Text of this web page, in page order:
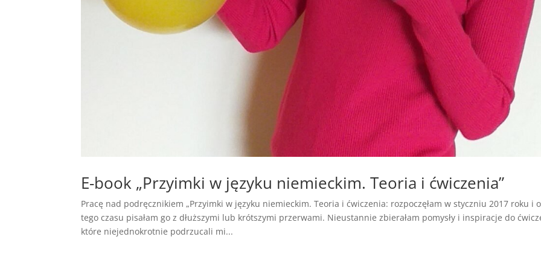
E-book „Przyimki w języku niemieckim. Teoria i ćwiczenia”
Pracę nad podręcznikiem „Przyimki w języku niemieckim. Teoria i ćwiczenia: rozpoczęłam w styczniu 2017 roku i
tego czasu pisałam go z dłuższymi lub krótszymi przerwami. Nieustannie zbierałam pomysły i inspiracje do
które niejednokrotnie podrzucali mi...